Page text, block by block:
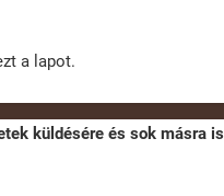
a lapot.
küldésére és sok másra is